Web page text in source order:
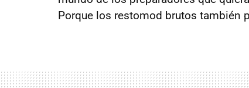
Porque los restomod brutos también